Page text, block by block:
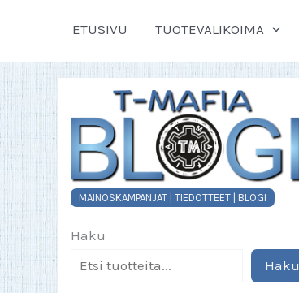
ETUSIVU TUOTEVALIKOIMA
MAINOSKAMPANJAT | TIEDOTTEET | BLOGI
Haku
Haku